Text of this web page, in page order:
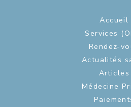
Accueil
Services
Rendez-
Actualités
Articles
Médecine